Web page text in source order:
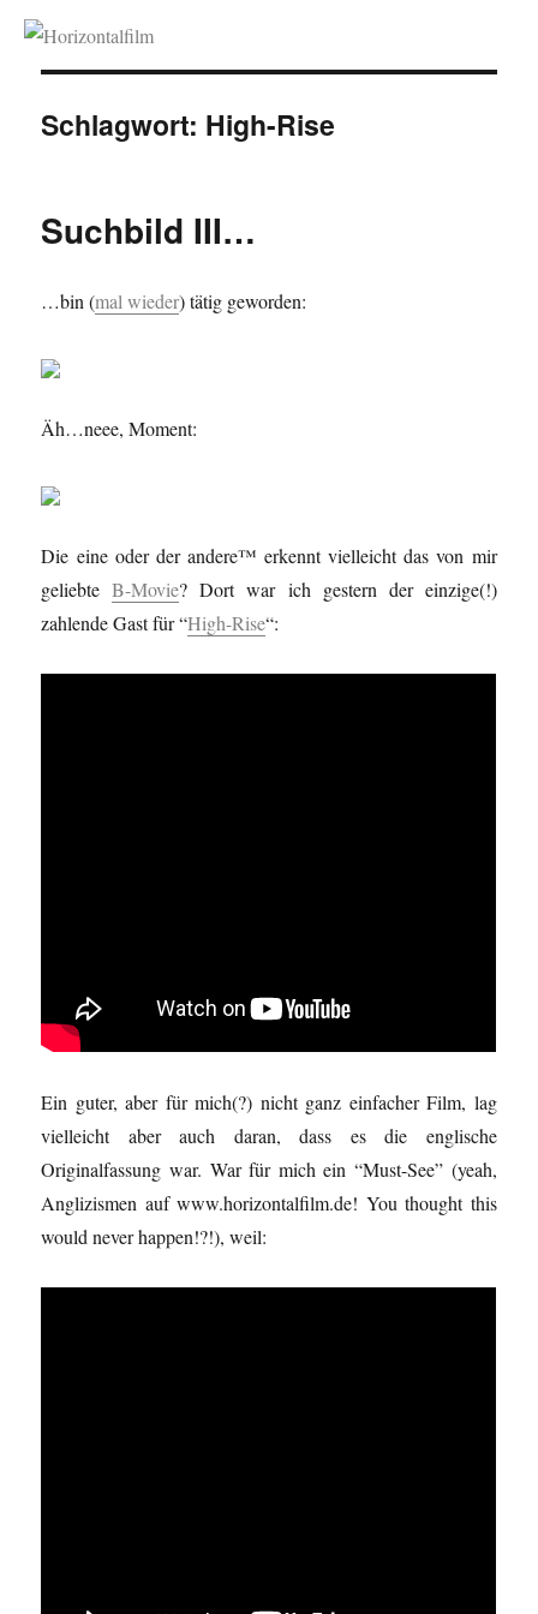
Horizontalfilm
Schlagwort: High-Rise
Suchbild III…
…bin (mal wieder) tätig geworden:
Äh…neee, Moment:
Die eine oder der andere™ erkennt vielleicht das von mir
geliebteB-Movie? Dort war ich gestern der einzige(!)
zahlende Gast für “High-Rise“:
Ein guter, aber für mich(?) nicht ganz einfacher Film, lag
vielleicht aber auch daran, dass es die englische
Originalfassung war. War für mich ein “Must-See” (yeah,
Anglizismen auf www.horizontalfilm.de! You thought this
would never happen!?!), weil: